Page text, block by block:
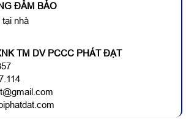
ĐẢM BẢO
nhà
TM DV PCCC PHÁT ĐẠT